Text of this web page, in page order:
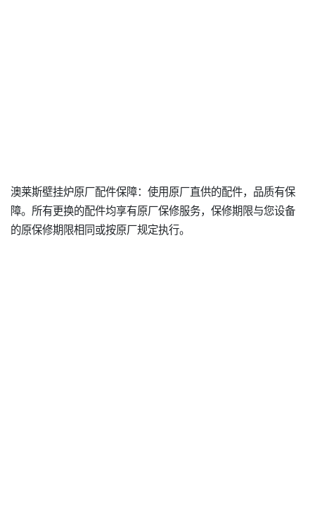
澳莱斯壁挂炉原厂配件保障：使用原厂直供的配件，品质有保
障。所有更换的配件均享有原厂保修服务，保修期限与您设备
的原保修期限相同或按原厂规定执行。